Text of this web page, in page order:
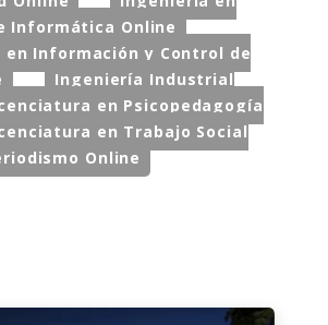
Informática Online
en Información y Control de
Ingeniería Industrial
en Psicopedagogía
en Trabajo Social
Online